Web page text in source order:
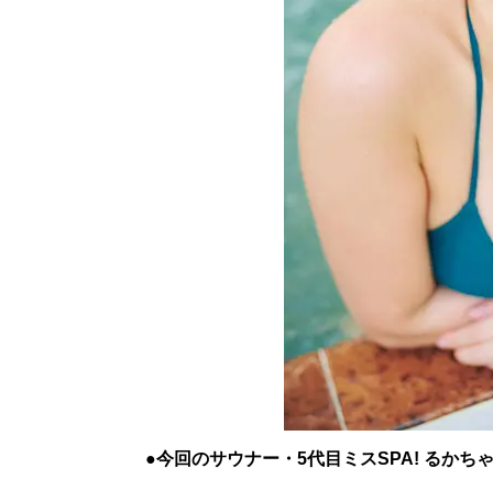
●今回のサウナー・5代目ミスSPA! るかち